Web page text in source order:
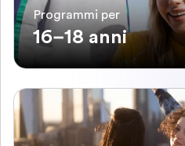
Programmi per
16–18 anni